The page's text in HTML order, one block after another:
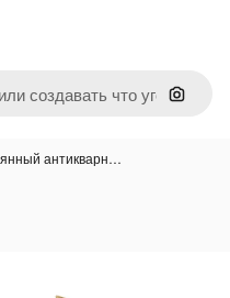
Поиск
антикварн…